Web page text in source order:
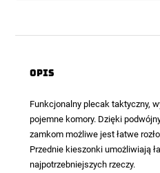
Opis
Funkcjonalny plecak taktyczny,
pojemne komory. Dzięki
zamkom możliwe jest łatwe
Przednie kieszonki umożliwiają
najpotrzebniejszych rzeczy.